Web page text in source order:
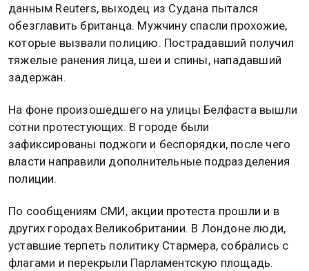
данным Reuters, выходец из Судана пытался
обезглавить британца. Мужчину спасли прохожие,
которые вызвали полицию. Пострадавший получил
тяжелые ранения лица, шеи и спины, нападавший
задержан.
На фоне произошедшего на улицы Белфаста вышли
сотни протестующих. В городе были
зафиксированы поджоги и беспорядки, после чего
власти направили дополнительные подразделения
полиции.
По сообщениям СМИ, акции протеста прошли и в
других городах Великобритании. В Лондоне люди,
уставшие терпеть политику Стармера, собрались с
флагами и перекрыли Парламентскую площадь.